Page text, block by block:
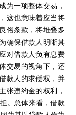
为一项整体交易，
这也意味着应当将
俗条款，将堆叠多
确保借款人明晰其
对借款人负有息费
交易的视角下，还
款人的求偿权，并
张违约金的权利，
。总体来看，借款